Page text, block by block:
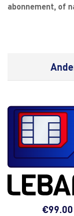
abonnement, of
€99.00